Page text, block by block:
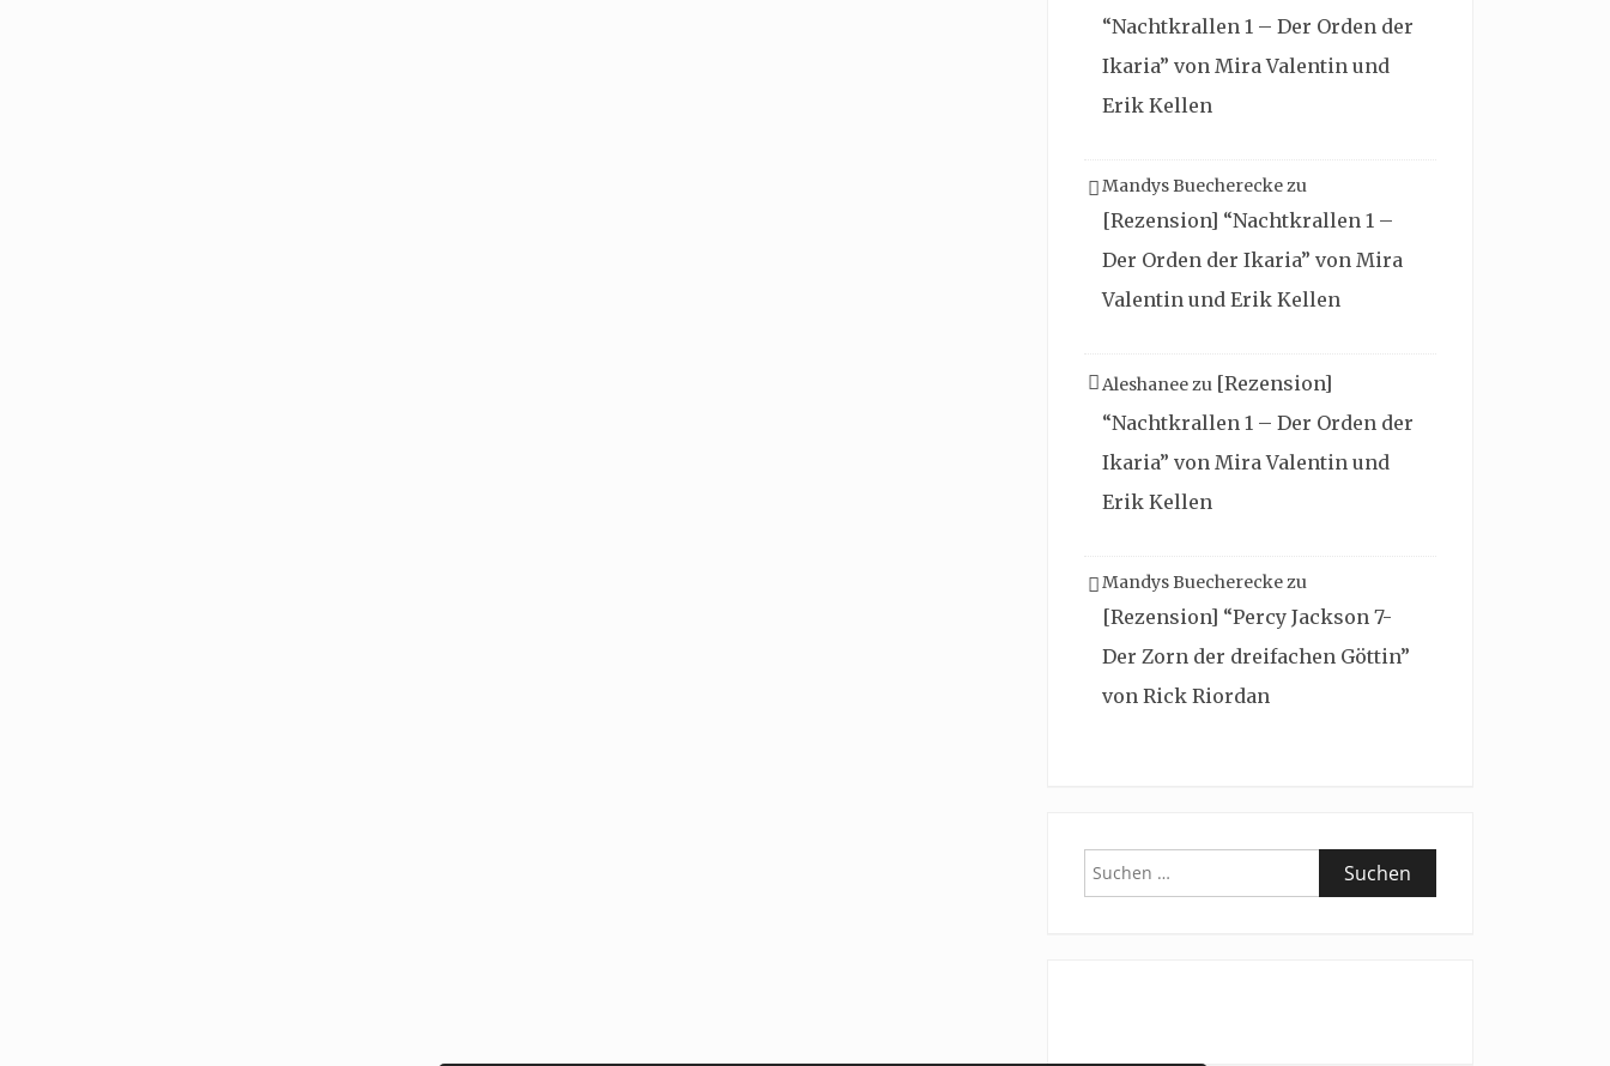
“Nachtkrallen 1 – Der Orden der
Ikaria” von Mira Valentin und
Erik Kellen
Mandys Buechereckezu
[Rezension] “Nachtkrallen 1 –
Der Orden der Ikaria” von Mira
Valentin und Erik Kellen
Aleshaneezu [Rezension]
“Nachtkrallen 1 – Der Orden der
Ikaria” von Mira Valentin und
Erik Kellen
Mandys Buechereckezu
[Rezension] “Percy Jackson 7-
Der Zorn der dreifachen Göttin”
von Rick Riordan
Suchen
nach: